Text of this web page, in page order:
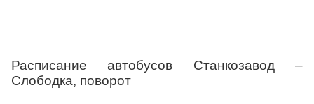
Расписание автобусов Станкозавод –
Слободка, поворот